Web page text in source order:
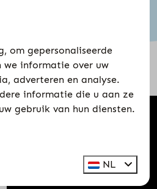
om gepersonaliseerde
we informatie over uw
adverteren en analyse.
informatie die u aan ze
gebruik van hun diensten.
NL